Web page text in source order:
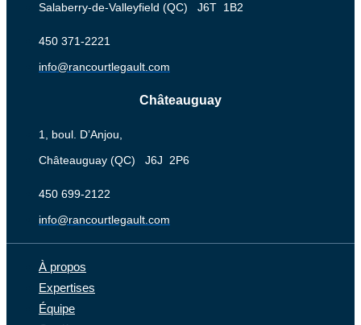
Salaberry-de-Valleyfield (QC) J6T 1B2
‍450 ‍371-2221
info@rancourtlegault.com
Châteauguay
1, boul. D’Anjou,
Châteauguay (QC) J6J 2P6
‍450 ‍699-2122
info@rancourtlegault.com
À propos
Expertises
Équipe